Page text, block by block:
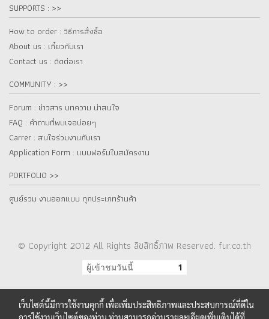
SUPPORTS : >>
How to order : วิธีการสั่งซื้อ
About us : เกี๋ยวกับเรา
Contact us : ติดต่อเรา
COMMUNITY : >>
Forum : ข่าวสาร บทความ น่าสนใจ
FAQ : คำถามที่พบเจอบ่อยๆ
Carrer : สนใจร่วมงานกับเรา
Application Form : แบบฟอร์มใบสมัครงาน
PORTFOLIO >>
ศูนย์รวม งานออกแบบ ทุกประเภทร้านค้า
© Copyright 2012 All Rights ลิขสิทธิ์ภาพ Reserved. fur.co.th
ผู้เข้าชมวันนี้ 1
เว็บไซต์นี้มีการใช้งานคุกกี้ เพื่อเพิ่มประสิทธิภาพและประสบการณ์ที่ดีใน